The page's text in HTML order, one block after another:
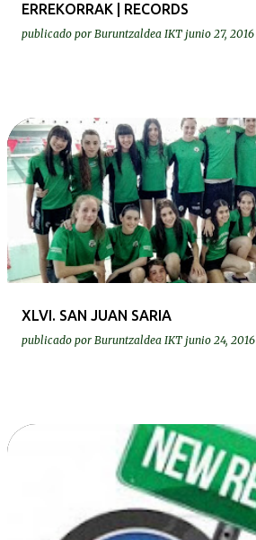
ERREKORRAK | RECORDS
publicado por Buruntzaldea IKT junio 27, 2016
XLVI. SAN JUAN SARIA
publicado por Buruntzaldea IKT junio 24, 2016